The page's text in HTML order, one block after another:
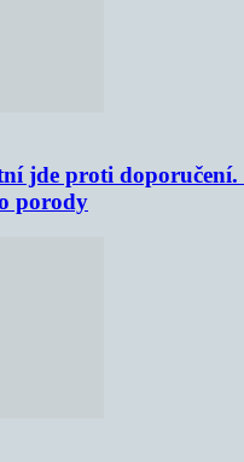
jde proti doporučení.
porody